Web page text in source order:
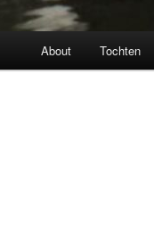
About Tochten